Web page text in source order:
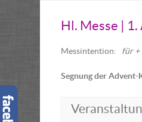
Hl. Messe |
Messintention: für +
Segnung der Advent-